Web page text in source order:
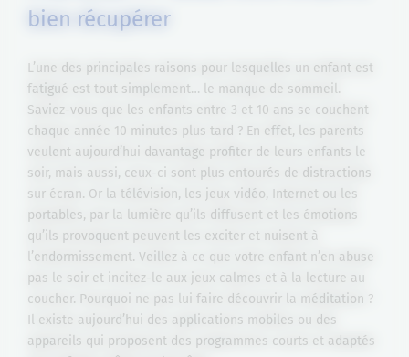
bien récupérer
L’une des principales raisons pour lesquelles un enfant est
fatigué est tout simplement… le manque de sommeil.
Saviez-vous que les enfants entre 3 et 10 ans se couchent
chaque année 10 minutes plus tard ? En effet, les parents
veulent aujourd’hui davantage profiter de leurs enfants le
soir, mais aussi, ceux-ci sont plus entourés de distractions
sur écran. Or la télévision, les jeux vidéo, Internet ou les
portables, par la lumière qu’ils diffusent et les émotions
qu’ils provoquent peuvent les exciter et nuisent à
l’endormissement. Veillez à ce que votre enfant n’en abuse
pas le soir et incitez-le aux jeux calmes et à la lecture au
coucher. Pourquoi ne pas lui faire découvrir la méditation ?
Il existe aujourd’hui des applications mobiles ou des
appareils qui proposent des programmes courts et adaptés